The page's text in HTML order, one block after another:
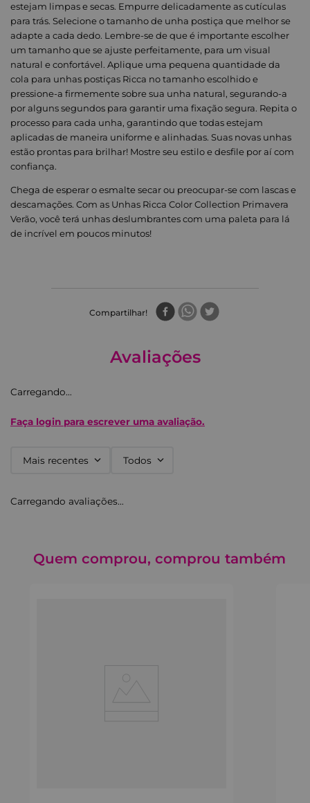
estejam limpas e secas. Empurre delicadamente as cutículas
para trás. Selecione o tamanho de unha postiça que melhor se
adapte a cada dedo. Lembre-se de que é importante escolher
um tamanho que se ajuste perfeitamente, para um visual
natural e confortável. Aplique uma pequena quantidade da
cola para unhas postiças Ricca no tamanho escolhido e
pressione-a firmemente sobre sua unha natural, segurando-a
por alguns segundos para garantir uma fixação segura. Repita o
processo para cada unha, garantindo que todas estejam
aplicadas de maneira uniforme e alinhadas. Suas novas unhas
estão prontas para brilhar! Mostre seu estilo e desfile por aí com
confiança.
Chega de esperar o esmalte secar ou preocupar-se com lascas e
descamações. Com as Unhas Ricca Color Collection Primavera
Verão, você terá unhas deslumbrantes com uma paleta para lá
de incrível em poucos minutos!
Compartilhar
Avaliações
Carregando…
Faça login para escrever uma avaliação.
Mais recentes Todos
Carregando avaliações…
Quem comprou, comprou também